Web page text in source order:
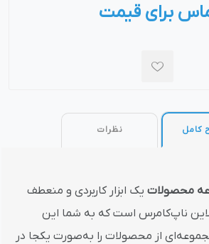
برای قیمت
کامل نظرات
محصولات یک ابزار کاربردی و منعطف
ناپ‌کامرس است که به شما این
از محصولات را به‌صورت یکجا در